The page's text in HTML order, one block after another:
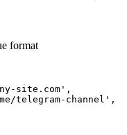
format
site.com',
telegram-channel',